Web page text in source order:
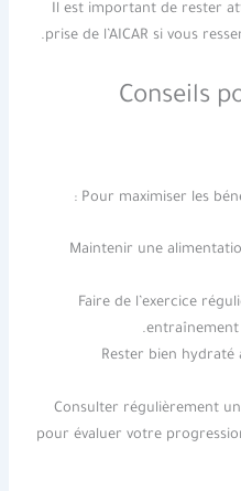
Il est important de rester
prise de l’AICAR si vous
4.
Pour maximiser les
Maintenir une
Faire de l’exercice
entraînement
Rester bien hydraté
Consulter régulièrement
pour évaluer votre